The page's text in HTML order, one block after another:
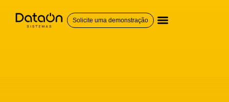
Solicite uma demonstração